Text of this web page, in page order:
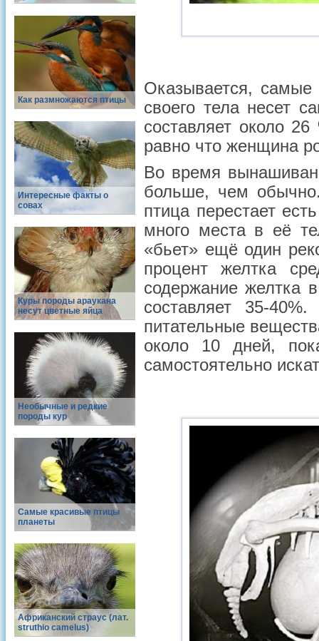
Как размножаются птицы
Интересные факты о
совах
Куры породы араукана
несут цветные яйца
Необычные и редкие
породы кур
Самые красивые птицы
планеты
Африканский страус (лат.
struthio camelus)
Оказывается,
своего тела несет
составляет около
равно что женщина
Во время
больше, чем
птица перестает
много места в её
«бьет» ещё один
процент желтка
содержание желтка
составляет 35-
питательные
около 10 дней,
самостоятельно